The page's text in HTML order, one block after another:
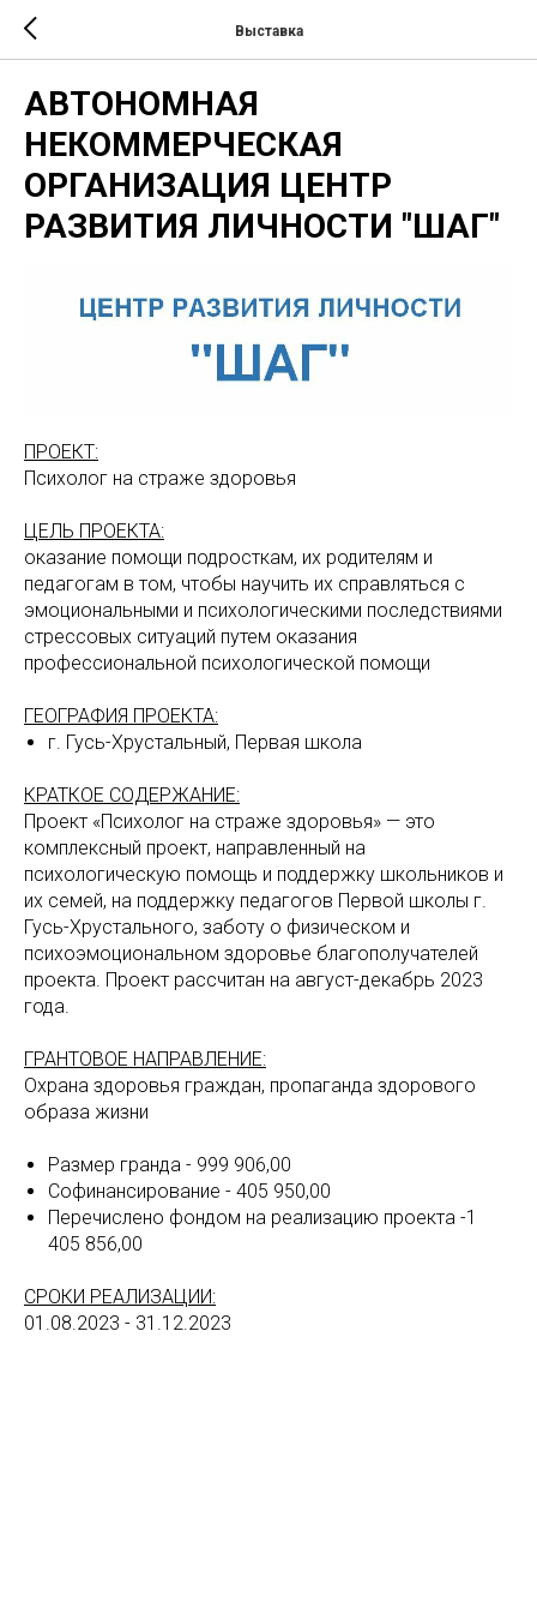
Выставка
АВТОНОМНАЯ
НЕКОММЕРЧЕСКАЯ
ОРГАНИЗАЦИЯ ЦЕНТР
РАЗВИТИЯ ЛИЧНОСТИ "ШАГ"
ПРОЕКТ:
Психолог на страже здоровья
ЦЕЛЬ ПРОЕКТА:
оказание помощи подросткам, их родителям и
педагогам в том, чтобы научить их справляться с
эмоциональными и психологическими последствиями
стрессовых ситуаций путем оказания
профессиональной психологической помощи
ГЕОГРАФИЯ ПРОЕКТА:
г. Гусь-Хрустальный, Первая школа
КРАТКОЕ СОДЕРЖАНИЕ:
Проект «Психолог на страже здоровья» — это
комплексный проект, направленный на
психологическую помощь и поддержку школьников и
их семей, на поддержку педагогов Первой школы г.
Гусь-Хрустального, заботу о физическом и
психоэмоциональном здоровье благополучателей
проекта. Проект рассчитан на август-декабрь 2023
года.
ГРАНТОВОЕ НАПРАВЛЕНИЕ:
Охрана здоровья граждан, пропаганда здорового
образа жизни
Размер гранда - 999 906,00
Софинансирование - 405 950,00
Перечислено фондом на реализацию проекта -1
405 856,00
СРОКИ РЕАЛИЗАЦИИ:
01.08.2023 - 31.12.2023